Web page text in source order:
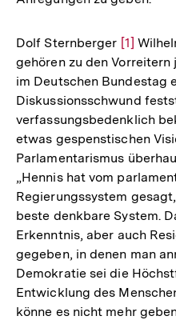
Dolf Sternberger Zur
der
Fußnote
[1]
gehören zu den
im Deutschen Bundestag
Diskussionsschwund
verfassungsbedenklich
etwas gespenstischen
Parlamentarismus
„Hennis hat vom
Regierungssystem
beste denkbare System.
Erkenntnis, aber auch
gegeben, in denen man
Demokratie sei die
Entwicklung des
könne es nicht mehr